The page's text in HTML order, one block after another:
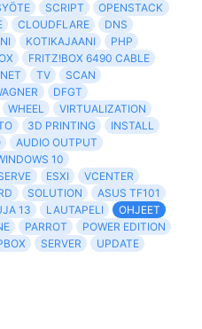
SCRIPT
OPENSTACK
CLOUDFLARE
DNS
KOTIKAJAANI
PHP
FRITZ!BOX 6490 CABLE
TV
SCAN
DFGT
WHEEL
VIRTUALIZATION
3D PRINTING
INSTALL
AUDIO OUTPUT
10
ESXI
VCENTER
SOLUTION
ASUS TF101
13 LAUTAPELI
OHJEET
PARROT
POWER EDITION
SERVER
UPDATE